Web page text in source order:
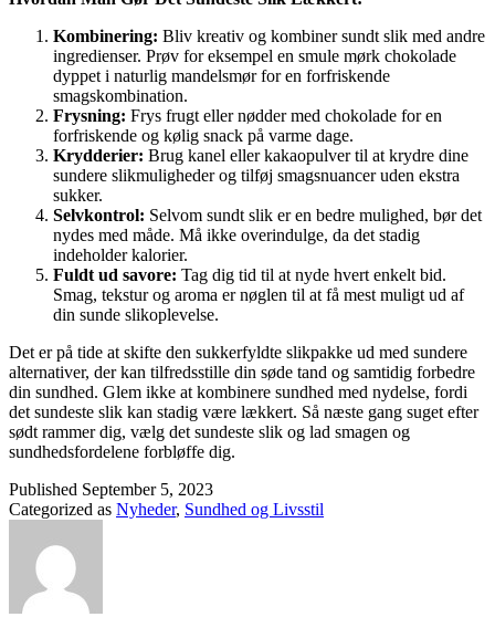
Kombinering: Bliv kreativ og kombiner sundt slik med andre
ingredienser. Prøv for eksempel en smule mørk chokolade
dyppet i naturlig mandelsmør for en forfriskende
smagskombination.
Frysning: Frys frugt eller nødder med chokolade for en
forfriskende og kølig snack på varme dage.
Krydderier: Brug kanel eller kakaopulver til at krydre dine
sundere slikmuligheder og tilføj smagsnuancer uden ekstra
sukker.
Selvkontrol: Selvom sundt slik er en bedre mulighed, bør det
nydes med måde. Må ikke overindulge, da det stadig
indeholder kalorier.
Fuldt ud savore: Tag dig tid til at nyde hvert enkelt bid.
Smag, tekstur og aroma er nøglen til at få mest muligt ud af
din sunde slikoplevelse.
Det er på tide at skifte den sukkerfyldte slikpakke ud med sundere
alternativer, der kan tilfredsstille din søde tand og samtidig forbedre
din sundhed. Glem ikke at kombinere sundhed med nydelse, fordi
det sundeste slik kan stadig være lækkert. Så næste gang suget efter
sødt rammer dig, vælg det sundeste slik og lad smagen og
sundhedsfordelene forbløffe dig.
Published September 5, 2023
Categorized as Nyheder, Sundhed og Livsstil